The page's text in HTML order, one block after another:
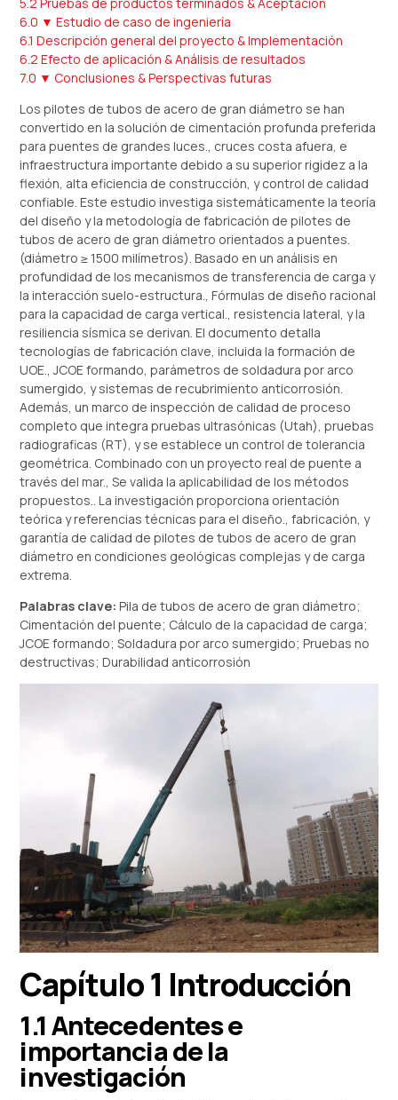
5.2 Pruebas de productos terminados & Aceptación
6.0 ▼ Estudio de caso de ingeniería
6.1 Descripción general del proyecto & Implementación
6.2 Efecto de aplicación & Análisis de resultados
7.0 ▼ Conclusiones & Perspectivas futuras
Los pilotes de tubos de acero de gran diámetro se han
convertido en la solución de cimentación profunda preferida
para puentes de grandes luces., cruces costa afuera, e
infraestructura importante debido a su superior rigidez a la
flexión, alta eficiencia de construcción, y control de calidad
confiable. Este estudio investiga sistemáticamente la teoría
del diseño y la metodología de fabricación de pilotes de
tubos de acero de gran diámetro orientados a puentes.
(diámetro ≥ 1500 milímetros). Basado en un análisis en
profundidad de los mecanismos de transferencia de carga y
la interacción suelo-estructura., Fórmulas de diseño racional
para la capacidad de carga vertical., resistencia lateral, y la
resiliencia sísmica se derivan. El documento detalla
tecnologías de fabricación clave, incluida la formación de
UOE., JCOE formando, parámetros de soldadura por arco
sumergido, y sistemas de recubrimiento anticorrosión.
Además, un marco de inspección de calidad de proceso
completo que integra pruebas ultrasónicas (Utah), pruebas
radiograficas (RT), y se establece un control de tolerancia
geométrica. Combinado con un proyecto real de puente a
través del mar., Se valida la aplicabilidad de los métodos
propuestos.. La investigación proporciona orientación
teórica y referencias técnicas para el diseño., fabricación, y
garantía de calidad de pilotes de tubos de acero de gran
diámetro en condiciones geológicas complejas y de carga
extrema.
Palabras clave: Pila de tubos de acero de gran diámetro;
Cimentación del puente; Cálculo de la capacidad de carga;
JCOE formando; Soldadura por arco sumergido; Pruebas no
destructivas; Durabilidad anticorrosión
Capítulo 1 Introducción
1.1 Antecedentes e
importancia de la
investigación